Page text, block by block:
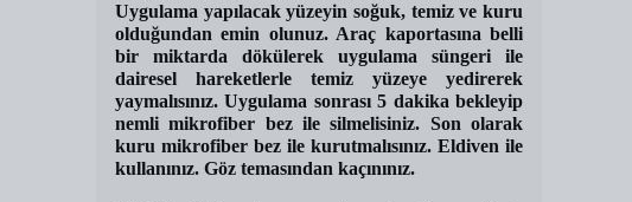
Uygulama yapılacak yüzeyin soğuk, temiz ve kuru
olduğundan emin olunuz. Araç kaportasına belli
bir miktarda dökülerek uygulama süngeri ile
dairesel hareketlerle temiz yüzeye yedirerek
yaymalısınız. Uygulama sonrası 5 dakika bekleyip
nemli mikrofiber bez ile silmelisiniz. Son olarak
kuru mikrofiber bez ile kurutmalısınız. Eldiven ile
kullanınız. Göz temasından kaçınınız.